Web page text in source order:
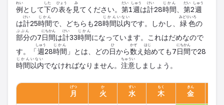
例
れい
として下
した
の表
ひょう
を 見
み
てください。 第
だい
1週
しゅう
は計
けい
28時間
じかん
第
だい
2週
しゅう
は計
けい
25時間
じかん
で、どちらも28時間以内
じかんいない
です。しかし、 緑色
みどりいろ
の
部分
ぶぶん
の7日間
にちかん
は計
けい
33時間
じかん
になっています。これはだめなので
す。「週
しゅう
28時間
じかん
」とは、どの日
ひ
から数
かぞ
え 始
はじ
めても7日間
にちかん
で28
時間以内
じかんいない
でなければなりません。 注意
ちゅうい
しましょう。
月
げつ
火
か
水
すい
木
もく
金
きん